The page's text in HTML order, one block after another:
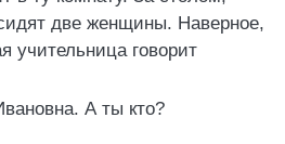
две женщины. Наверное,
учительница говорит
А ты кто?